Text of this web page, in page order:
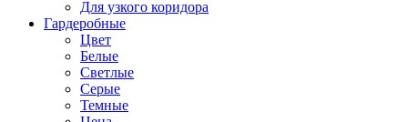
Для узкого коридора
Гардеробные
Цвет
Белые
Светлые
Серые
Темные